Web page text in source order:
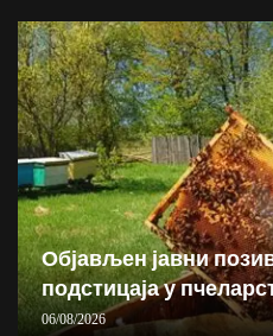
Објављен јавни
подстицаја у
06/08/2026